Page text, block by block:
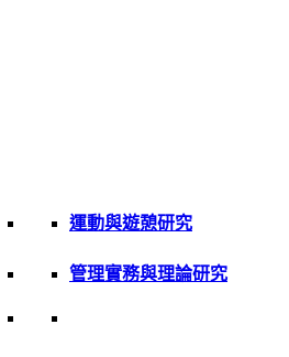
運動與遊憩研究
管理實務與理論研究